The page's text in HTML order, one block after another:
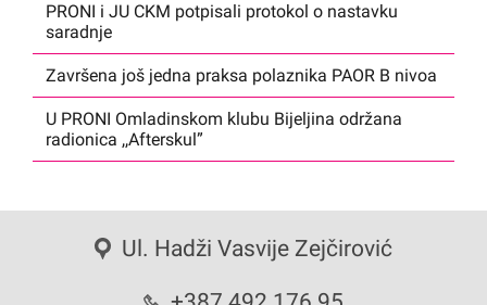
PRONI i JU CKM potpisali protokol o nastavku
saradnje
Završena još jedna praksa polaznika PAOR B nivoa
U PRONI Omladinskom klubu Bijeljina održana
radionica ,,Afterskul”
Ul. Hadži Vasvije Zejčirović